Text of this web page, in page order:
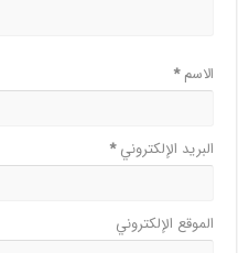
الاسم*
البريد الإلكتروني*
الموقع الإلكتروني